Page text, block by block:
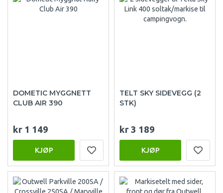
DOMETIC MYGGNETT
CLUB AIR 390
kr 1 149
KJØP
TELT SKY SIDEVEGG (2
STK)
kr 3 189
KJØP